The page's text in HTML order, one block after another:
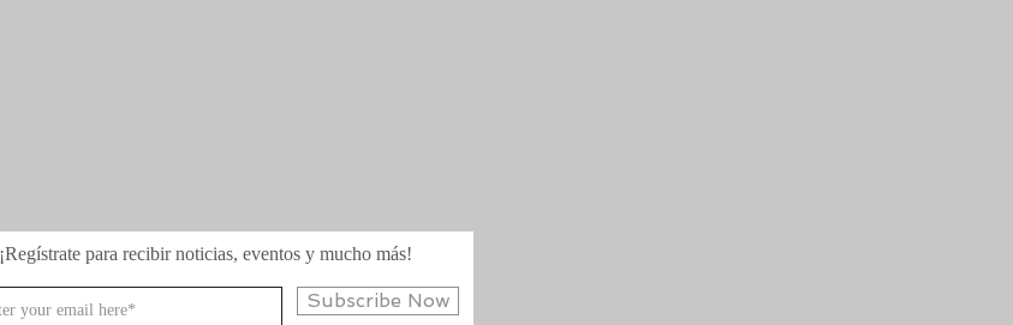
¡Regístrate para recibir noticias, eventos y mucho más!
Subscribe Now